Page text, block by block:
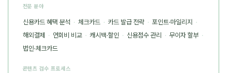
전문 분야
신용카드 혜택 분석 · 체크카드 · 카드 발급 전략 · 포인트·마일리지 ·
해외결제 · 연회비 비교 · 캐시백·할인 · 신용점수 관리 · 무이자 할부 ·
법인·체크카드
콘텐츠 검수 프로세스